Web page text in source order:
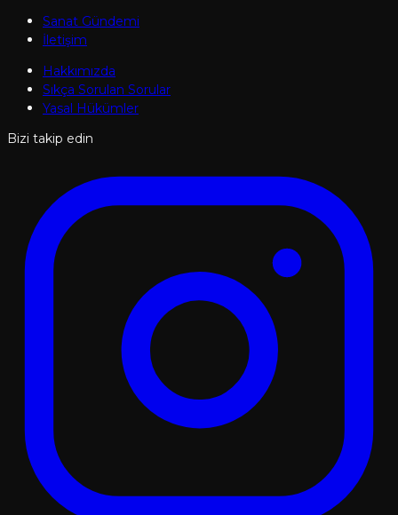
Sanat Gündemi
İletişim
Hakkımızda
Sıkça Sorulan Sorular
Yasal Hükümler
Bizi takip edin